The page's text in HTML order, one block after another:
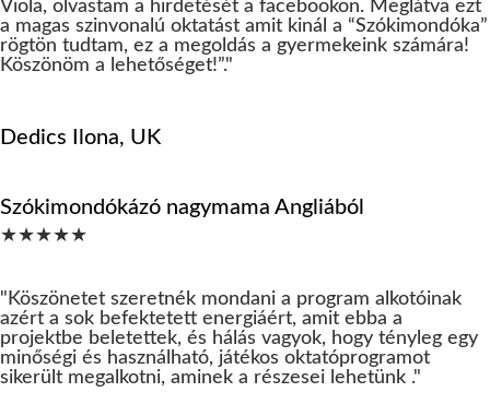
Viola, olvastam a hirdetését a facebookon. Meglátva ezt
a magas szinvonalú oktatást amit kinál a “Szókimondóka”
rögtön tudtam, ez a megoldás a gyermekeink számára!
Köszönöm a lehetőséget!”."
Dedics Ilona, UK
Szókimondókázó nagymama Angliából
★★★★★
" Köszönetet szeretnék mondani a program alkotóinak
azért a sok befektetett energiáért, amit ebba a
projektbe beletettek, és hálás vagyok, hogy tényleg egy
minőségi és használható, játékos oktatóprogramot
sikerült megalkotni, aminek a részesei lehetünk ."